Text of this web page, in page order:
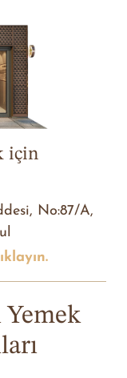
için
No:87/A,
Yemek